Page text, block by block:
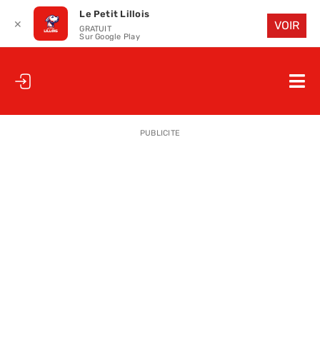
à
PUBLICITE
✕
Le Petit Lillois
GRATUIT
Sur Google Play
VOIR